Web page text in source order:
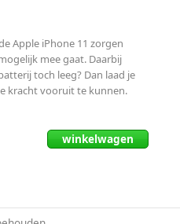
Apple iPhone 11 zorgen
mee gaat. Daarbij
toch leeg? Dan laad je
kracht vooruit te kunnen.
winkelwagen